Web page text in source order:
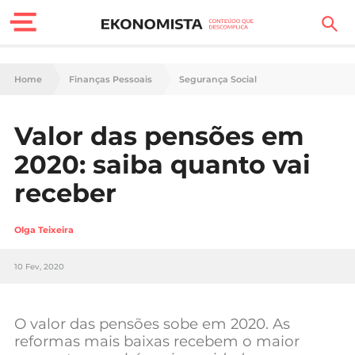
Finanças Pessoais
Carreira
Casa
Lifestyle
Sociedade
Negócios
Home Finanças Pessoais Segurança Social
Valor das pensões em
2020: saiba quanto vai
receber
Olga Teixeira
10 Fev, 2020
O valor das pensões sobe em 2020. As
reformas mais baixas recebem o maior